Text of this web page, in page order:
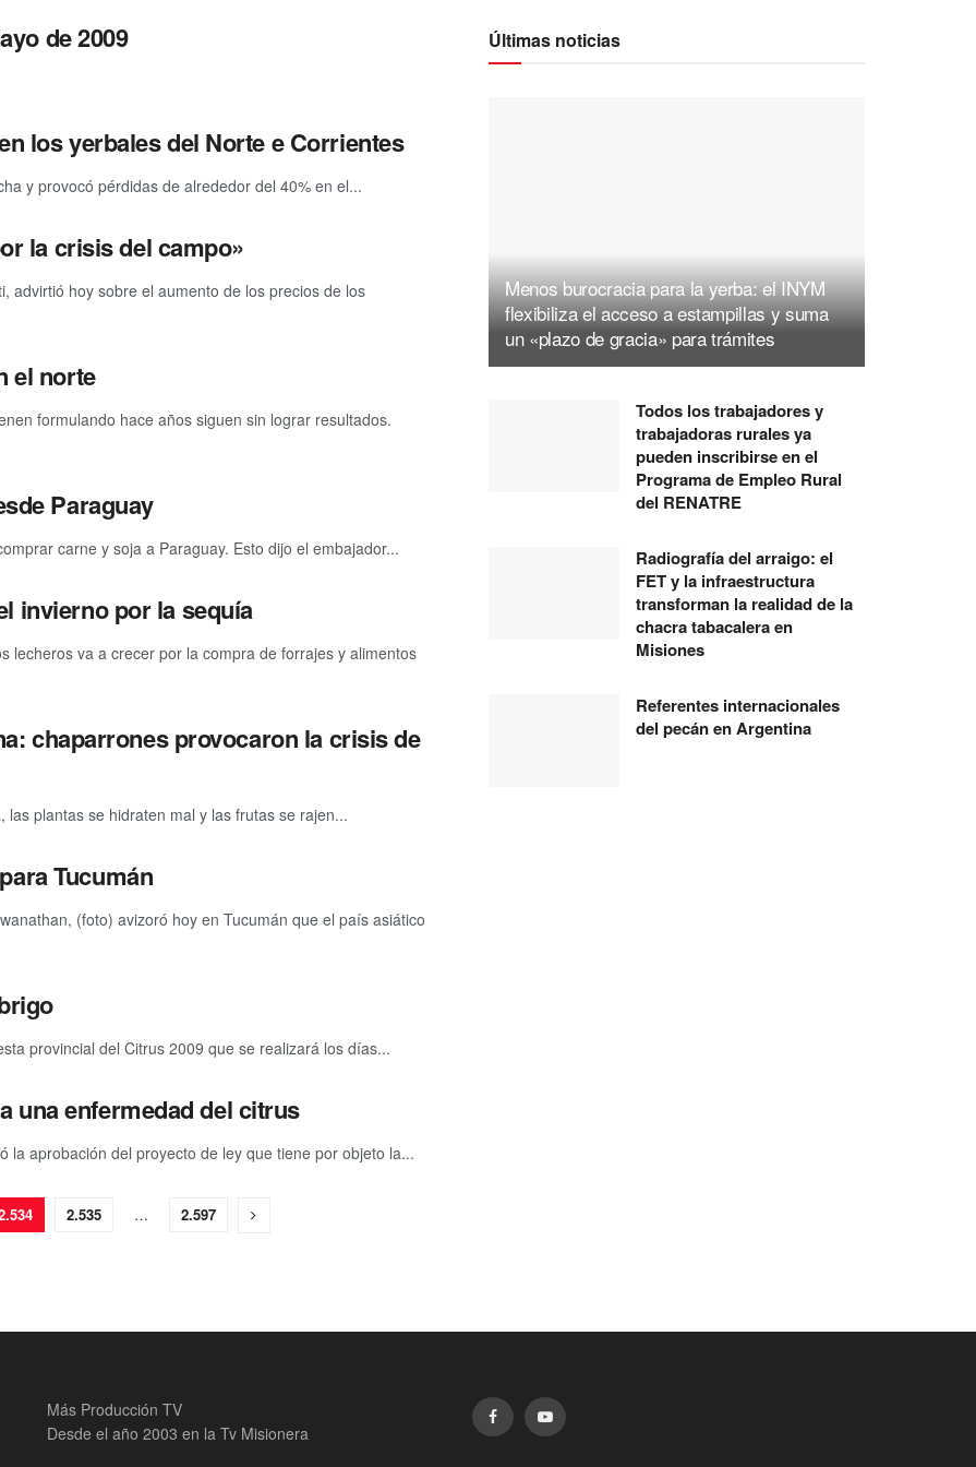
de 2009
los yerbales del Norte e Corrientes
y provocó pérdidas de alrededor del 40% en el...
la crisis del campo»
advirtió hoy sobre el aumento de los precios de los
el norte
formulando hace años siguen sin lograr resultados.
Paraguay
carne y soja a Paraguay. Esto dijo el embajador...
invierno por la sequía
lecheros va a crecer por la compra de forrajes y alimentos
chaparrones provocaron la crisis de
plantas se hidraten mal y las frutas se rajen...
Tucumán
(foto) avizoró hoy en Tucumán que el país asiático
provincial del Citrus 2009 que se realizará los días...
una enfermedad del citrus
la aprobación del proyecto de ley que tiene por objeto la...
2.535 … 2.597
Últimas noticias
Menos burocracia para la yerba: el INYM
flexibiliza el acceso a estampillas y suma
un «plazo de gracia» para trámites
Todos los trabajadores y
trabajadoras rurales ya
pueden inscribirse en el
Programa de Empleo Rural
del RENATRE
Radiografía del arraigo: el
FET y la infraestructura
transforman la realidad de la
chacra tabacalera en
Misiones
Referentes internacionales
del pecán en Argentina
Más Producción TV
Desde el año 2003 en la Tv Misionera